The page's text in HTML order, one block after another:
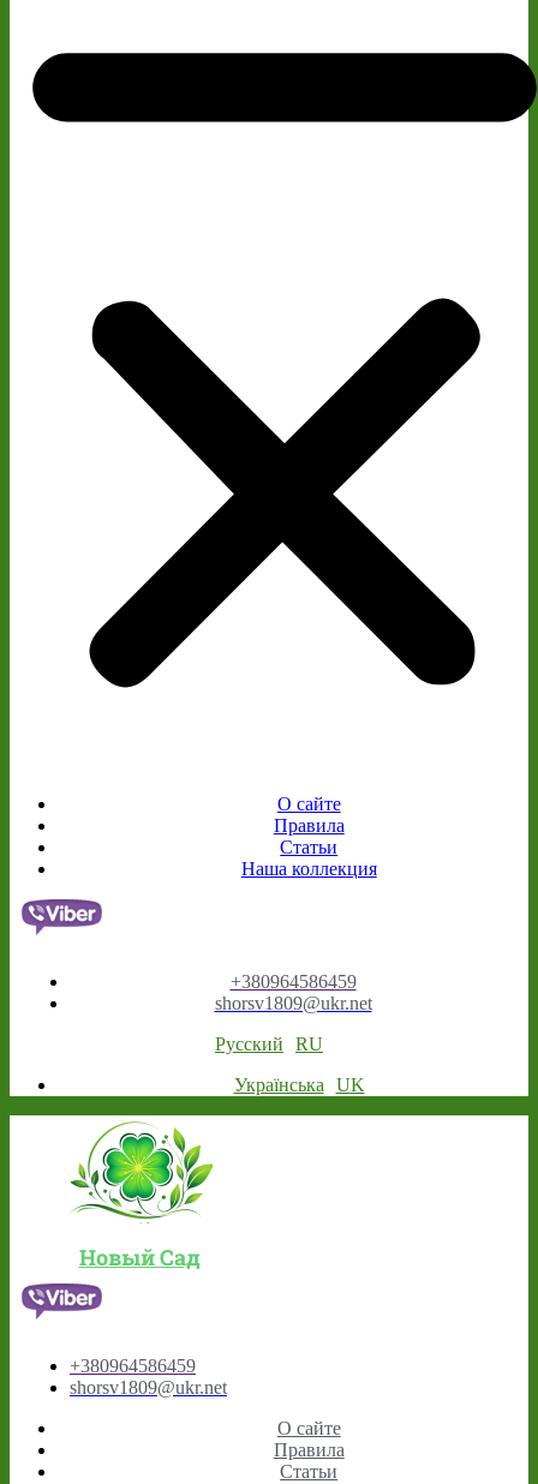
О сайте
Правила
Статьи
Наша коллекция
+380964586459
shorsv1809@ukr.net
Русский
RU
Українська
UK
Новый Сад
+380964586459
shorsv1809@ukr.net
О сайте
Правила
Статьи